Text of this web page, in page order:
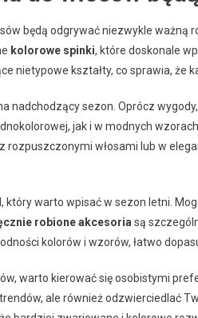
będą odgrywać niezwykle
kolorowe spinki, które doskonale
nietypowe kształty, co sprawia, że
nadchodzący sezon. Oprócz
jak i w modnych
rozpuszczonymi włosami lub w
który warto wpisać w sezon letni.
robione akcesoria są
kolorów i wzorów, łatwo
warto kierować się osobistymi
ale również odzwierciedlać